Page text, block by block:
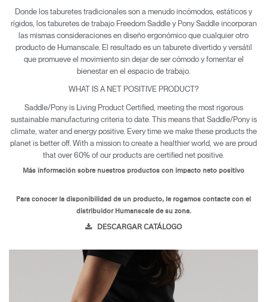
triangular de los sillines Saddle y Pony anima a los usuarios a
sentarse en una postura tipo “silla de montar”. Sentarse en
esta posición sitúa más abajo los muslos, abre las caderas y
mejora la circulación sanguínea. Esta postura también reduce
los puntos de presión en la rabadilla, permitiendo una
comodidad de largo término.
Donde los taburetes tradicionales son a menudo incómodos, estáticos y
rígidos, los taburetes de trabajo Freedom Saddle y Pony Saddle incorporan
las mismas consideraciones en diseño ergonómico que cualquier otro
producto de Humanscale. El resultado es un taburete divertido y versátil
que promueve el movimiento sin dejar de ser cómodo y fomentar el
bienestar en el espacio de trabajo.
WHAT IS A NET POSITIVE PRODUCT?
Saddle/Pony is Living Product Certified, meeting the most rigorous
sustainable manufacturing criteria to date. This means that Saddle/Pony is
climate, water and energy positive. Every time we make these products the
planet is better off. With a mission to create a healthier world, we are proud
that over 60% of our products are certified net positive.
Más información sobre nuestros productos con impacto neto positivo
Para conocer la disponibilidad de un producto, le rogamos contacte con el
distribuidor Humanscale de su zona.
DESCARGAR CATÁLOGO